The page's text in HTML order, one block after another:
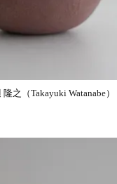
之（Takayuki Watanabe）